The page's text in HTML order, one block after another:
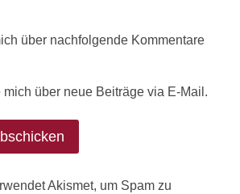
über nachfolgende Kommentare
mich über neue Beiträge via E-Mail.
Akismet, um Spam zu